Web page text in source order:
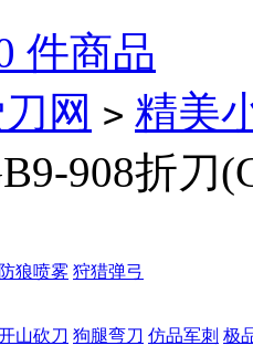
件商品
网 > 精美
908折刀
狼喷雾 狩猎弹弓
山砍刀 狗腿弯刀 仿品军刺 极